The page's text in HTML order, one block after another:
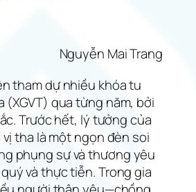
Nguyễn Mai Trang
tham dự nhiều khóa tu
(XGVT) qua từng năm, bởi
Trước hết, lý tưởng của
tha là một ngọn đèn soi
phụng sự và thương yêu
và thực tiễn. Trong gia